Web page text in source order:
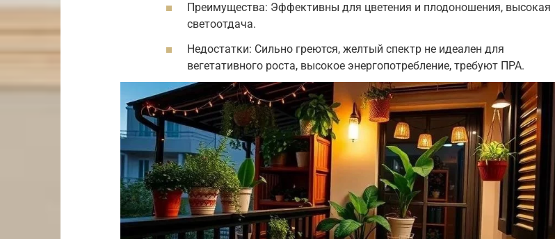
Преимущества: Эффективны для цветения и плодоношения, высокая
светоотдача.
Недостатки: Сильно греются, желтый спектр не идеален для
вегетативного роста, высокое энергопотребление, требуют ПРА.